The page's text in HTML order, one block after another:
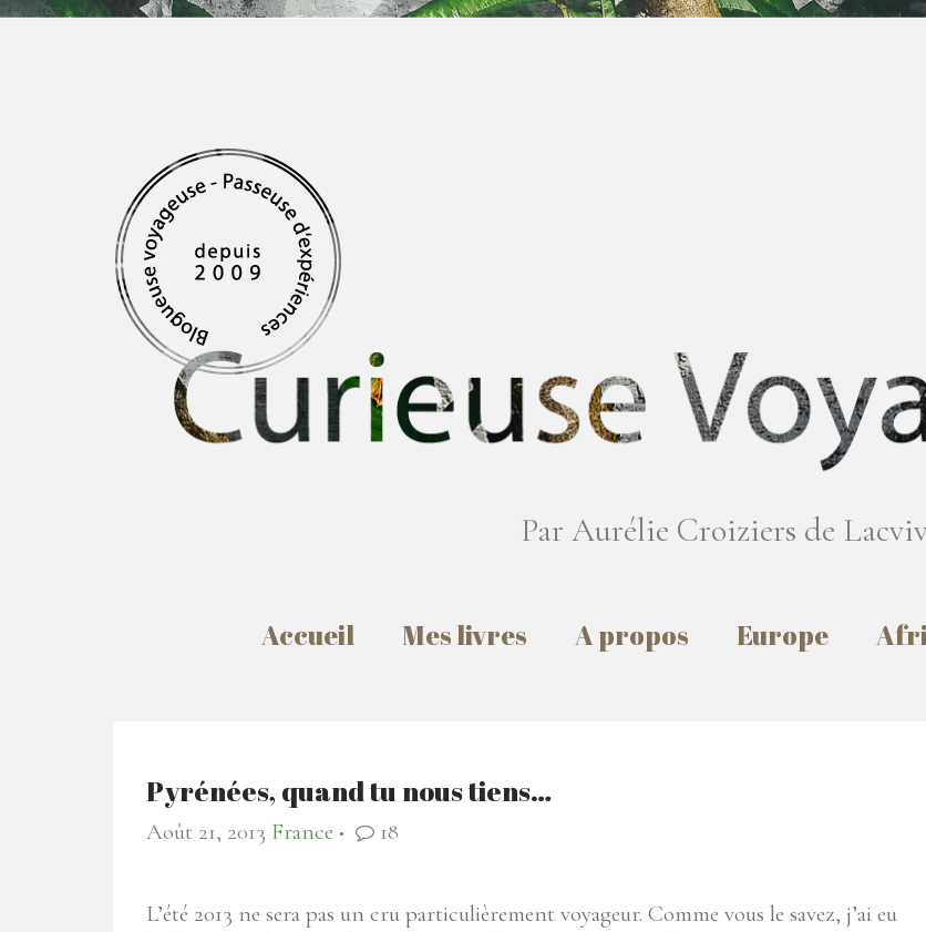
Par Aurélie Croiziers de
Accueil Mes livres A propos Europe
Pyrénées, quand tu nous tiens…
Août 21, 2013 France ● 18
L’été 2013 ne sera pas un cru particulièrement voyageur. Comme vous le savez, j’ai eu